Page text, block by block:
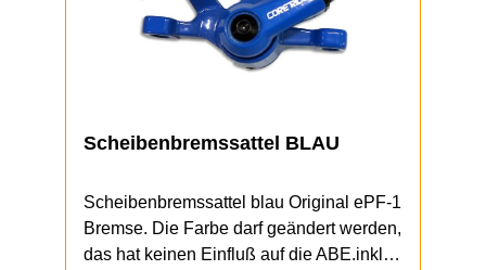
Scheibenbremssattel BLAU
Scheibenbremssattel blau Original ePF-1
Bremse. Die Farbe darf geändert werden,
das hat keinen Einfluß auf die ABE.inkl.